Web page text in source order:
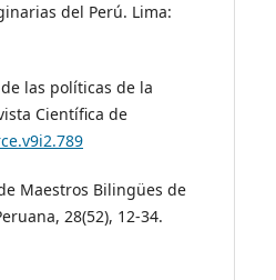
del Perú. Lima:
las políticas de la
Científica de
Maestros Bilingües de
28(52), 12-34.